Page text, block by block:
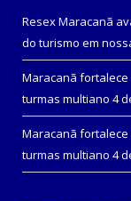
Resex Maracanã
do turismo em
Maracanã
turmas multiano 4
Maracanã
turmas multiano 4